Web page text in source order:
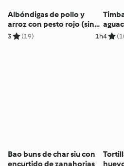
Albóndigas de pollo y
arroz con pesto rojo (sin
gluten)
3 (19) 1h4
Bao buns de char siu con
encurtido de zanahorias